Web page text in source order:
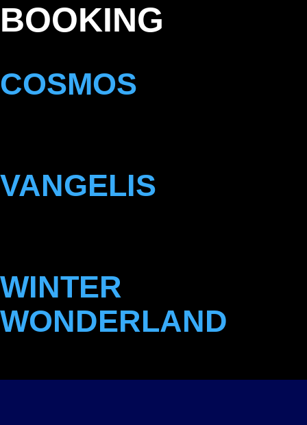
BOOKING
COSMOS
VANGELIS
WINTER
WONDERLAND